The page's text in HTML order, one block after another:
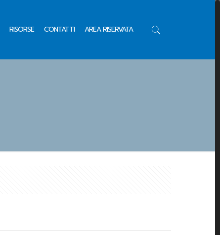
RISORSE CONTATTI AREA RISERVATA